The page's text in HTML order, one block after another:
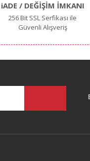
iADE / DEĞİŞİM İMKANI
256 Bit SSL Serfikası ile
Güvenli Alışveriş